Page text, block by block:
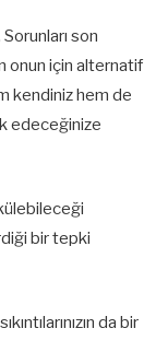
son
onun için alternatif
kendiniz hem de
edeceğinize
bir tepki
da bir